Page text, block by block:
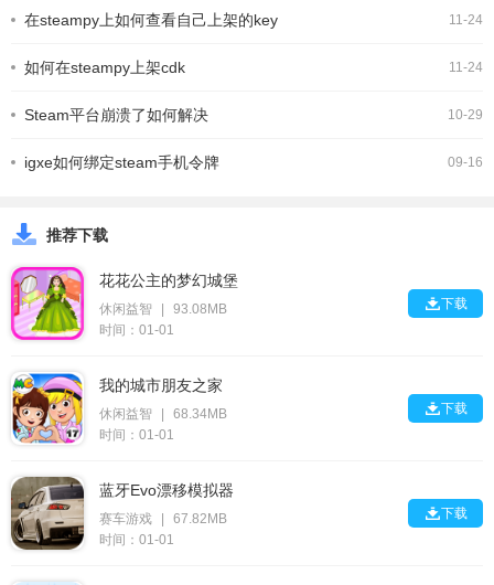
11-24
在steampy上如何查看自己上架的key
11-24
如何在steampy上架cdk
10-29
Steam平台崩溃了如何解决
09-16
igxe如何绑定steam手机令牌
推荐下载
花花公主的梦幻城堡
休闲益智
93.08MB
时间：01-01
下载
我的城市朋友之家
休闲益智
68.34MB
时间：01-01
下载
蓝牙Evo漂移模拟器
赛车游戏
67.82MB
时间：01-01
下载